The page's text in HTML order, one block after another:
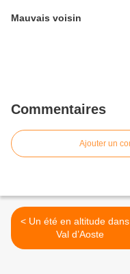
Mauvais voisin
Commentaires
Ajouter un
< Un été en altitude dans le
Val d’Aoste